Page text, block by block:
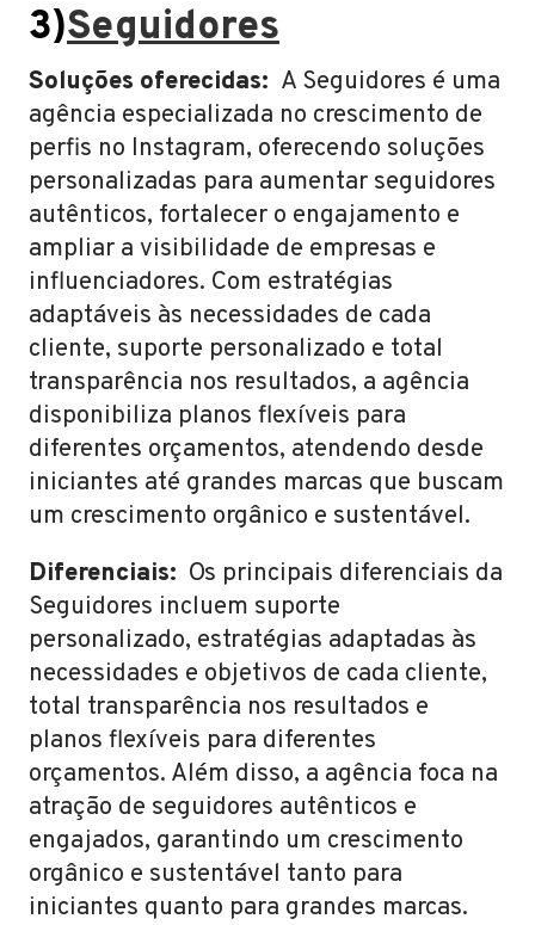
3)Seguidores
Soluções oferecidas: A Seguidores é uma
agência especializada no crescimento de
perfis no Instagram, oferecendo soluções
personalizadas para aumentar seguidores
autênticos, fortalecer o engajamento e
ampliar a visibilidade de empresas e
influenciadores. Com estratégias
adaptáveis às necessidades de cada
cliente, suporte personalizado e total
transparência nos resultados, a agência
disponibiliza planos flexíveis para
diferentes orçamentos, atendendo desde
iniciantes até grandes marcas que buscam
um crescimento orgânico e sustentável.
Diferenciais: Os principais diferenciais da
Seguidores incluem suporte
personalizado, estratégias adaptadas às
necessidades e objetivos de cada cliente,
total transparência nos resultados e
planos flexíveis para diferentes
orçamentos. Além disso, a agência foca na
atração de seguidores autênticos e
engajados, garantindo um crescimento
orgânico e sustentável tanto para
iniciantes quanto para grandes marcas.